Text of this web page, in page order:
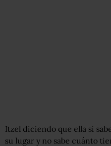
Itzel diciendo que ella si
su lugar y no sabe cuánto